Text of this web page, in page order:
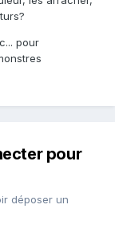
pour
pour
déposer un